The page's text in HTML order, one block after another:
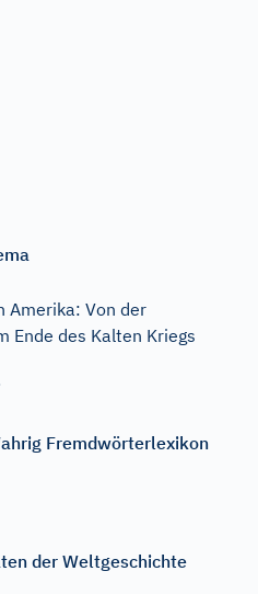
Amerika: Von der
Ende des Kalten Kriegs
Fremdwörterlexikon
der Weltgeschichte